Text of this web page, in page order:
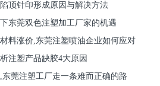
顶针印形成原因与解决方法
东莞双色注塑加工厂家的机遇
料涨价,东莞注塑喷油企业如何应对
注塑产品缺胶4大原因
莞注塑工厂走一条难而正确的路